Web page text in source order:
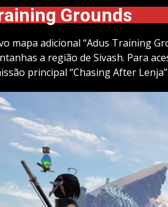
Grounds
mapa adicional “Adus Training
a região de Sivash. Para
principal “Chasing After Lenja”.